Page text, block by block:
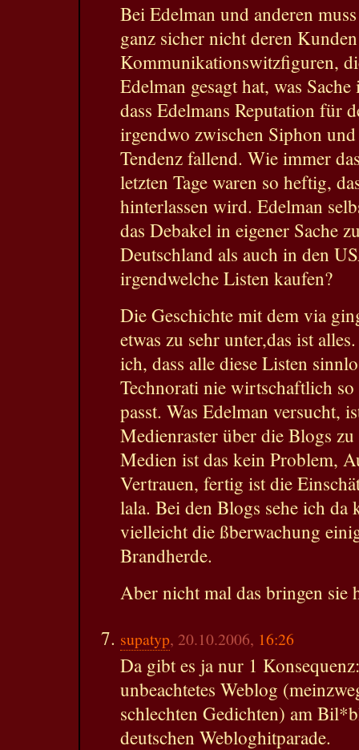
Bei Edelman und anderen
ganz sicher nicht deren
Kommunikationswitzfiguren,
Edelman gesagt hat, was
dass Edelmans Reputation für
irgendwo zwischen Siphon
Tendenz fallend. Wie immer
letzten Tage waren so heftig,
hinterlassen wird. Edelman
das Debakel in eigener Sache
Deutschland als auch in den
irgendwelche Listen kaufen?
Die Geschichte mit dem via
etwas zu sehr unter,das ist
ich, dass alle diese Listen
Technorati nie wirtschaftlich so
passt. Was Edelman versucht,
Medienraster über die Blogs
Medien ist das kein Problem,
Vertrauen, fertig ist die
lala. Bei den Blogs sehe ich da
vielleicht die ßberwachung
Brandherde.
Aber nicht mal das bringen sie
supatyp, 20.10.2006, 16:26
Da gibt es ja nur 1
unbeachtetes Weblog
schlechten Gedichten) am
deutschen Webloghitparade.